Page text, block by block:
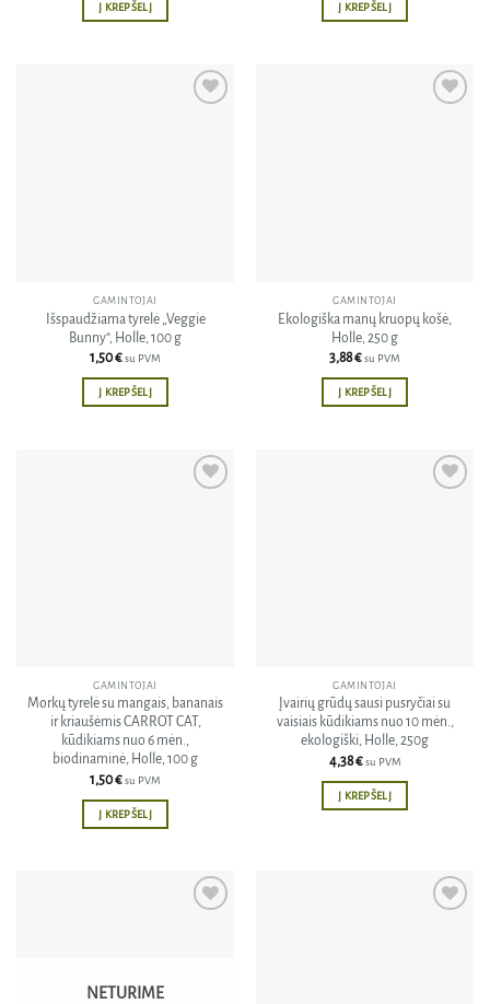
Į KREPŠELĮ Į KREPŠELĮ
GAMINTOJAI
Išspaudžiama tyrelė „Veggie
Bunny”, Holle, 100 g
1,50€su PVM
Į KREPŠELĮ
GAMINTOJAI
Ekologiška manų kruopų košė,
Holle, 250 g
3,88€su PVM
Į KREPŠELĮ
GAMINTOJAI
Morkų tyrelė su mangais, bananais
ir kriaušėmis CARROT CAT,
kūdikiams nuo 6 mėn.,
biodinaminė, Holle, 100 g
1,50€su PVM
Į KREPŠELĮ
GAMINTOJAI
Įvairių grūdų sausi pusryčiai su
vaisiais kūdikiams nuo 10 mėn.,
ekologiški, Holle, 250g
4,38€ su PVM
Į KREPŠELĮ
NETURIME